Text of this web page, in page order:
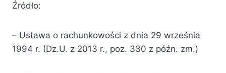
Źródło:
– Ustawa o rachunkowości z dnia 29 września
1994 r. (Dz.U. z 2013 r., poz. 330 z późn. zm.)